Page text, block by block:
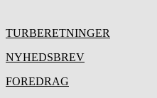
TURBERETNINGER
NYHEDSBREV
FOREDRAG